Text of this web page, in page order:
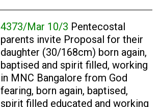
4373/Mar 10/3 Pentecostal
parents invite Proposal for their
daughter (30/168cm) born again,
baptised and spirit filled, working
in MNC Bangalore from God
fearing, born again, baptised,
spirit filled educated and working